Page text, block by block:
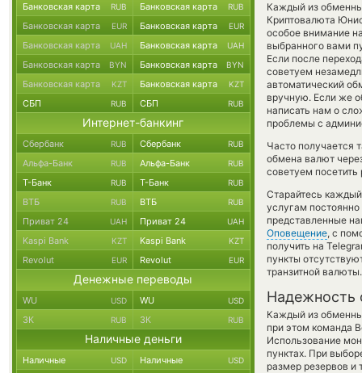
Каждый из
Криптовалюта
особое внимание
выбранного вами
Если после
советуем
автоматический
вручную. Если же
написать нам о
проблемы с
Часто получается
обмена валют
советуем посетить
Старайтесь
услугам
представленные
Оповещение, с
получить на
пункты
транзитной валюты.
Надежность
Каждый из
при этом команда
Использование
пунктах. При
размер резервов и
Банковская карта RUB Банковская карта RUB
Банковская карта EUR Банковская карта EUR
Банковская карта UAH Банковская карта UAH
Банковская карта BYN Банковская карта BYN
Банковская карта KZT Банковская карта KZT
СБП RUB СБП RUB
Интернет-банкинг
Сбербанк RUB Сбербанк RUB
Альфа-Банк RUB Альфа-Банк RUB
Т-Банк RUB Т-Банк RUB
ВТБ RUB ВТБ RUB
Приват 24 UAH Приват 24 UAH
Kaspi Bank KZT Kaspi Bank KZT
Revolut EUR Revolut EUR
Денежные переводы
WU USD WU USD
ЗК RUB ЗК RUB
Наличные деньги
Наличные USD Наличные USD